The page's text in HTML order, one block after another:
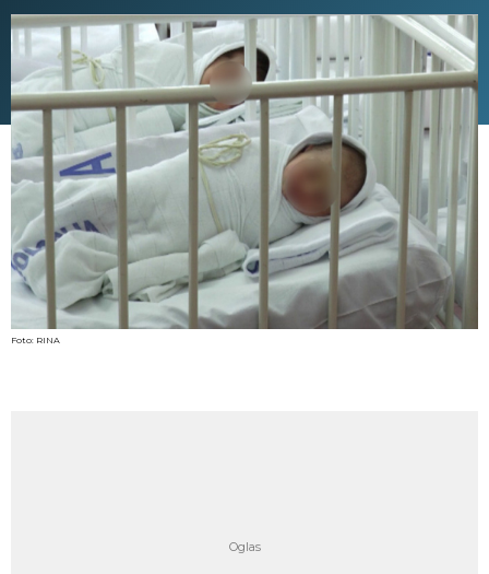
Foto: RINA